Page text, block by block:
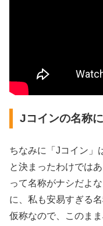
Jコインの名称
ちなみに「Jコイン」
と決まったわけでは
って名称がナシだよ
に、私も安易すぎる
仮称なので、このま